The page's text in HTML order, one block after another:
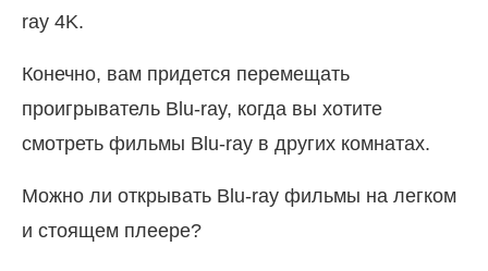
ray 4K.
Конечно, вам придется перемещать
проигрыватель Blu-ray, когда вы хотите
смотреть фильмы Blu-ray в других комнатах.
Можно ли открывать Blu-ray фильмы на легком
и стоящем плеере?